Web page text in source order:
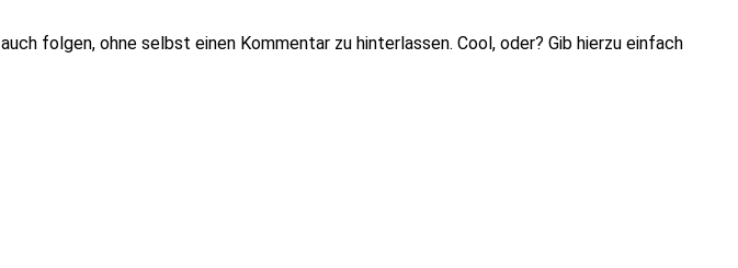
auch folgen, ohne selbst einen Kommentar zu hinterlassen. Cool, oder? Gib hierzu einfach